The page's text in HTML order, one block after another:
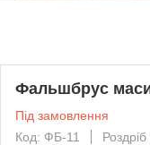
Фальшбрус
Під замовлення
Код: ФБ-11
Роздріб